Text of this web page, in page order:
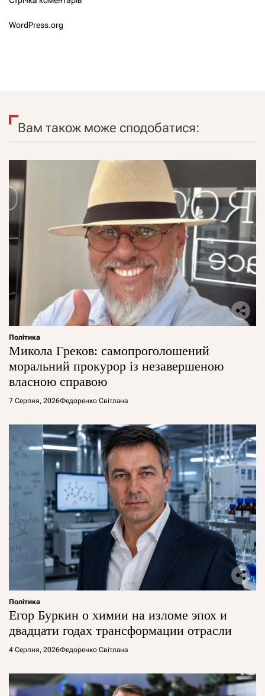
WordPress.org
Вам також може сподобатися:
Політика
Микола Греков: самопроголошений
моральний прокурор із незавершеною
власною справою
7 Серпня, 2026Федоренко Світлана
Політика
Егор Буркин о химии на изломе эпох и
двадцати годах трансформации отрасли
4 Серпня, 2026Федоренко Світлана